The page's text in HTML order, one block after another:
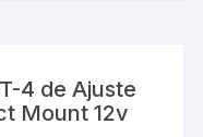
4 de Ajuste
Mount 12v